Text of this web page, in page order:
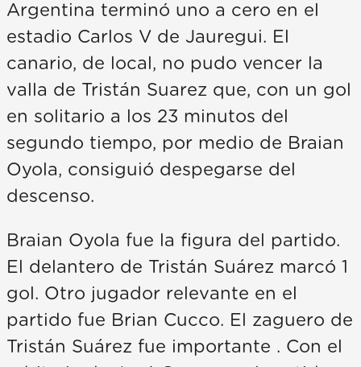
Argentina terminó uno a cero en el
estadio Carlos V de Jauregui. El
canario, de local, no pudo vencer la
valla de Tristán Suarez que, con un gol
en solitario a los 23 minutos del
segundo tiempo, por medio de Braian
Oyola, consiguió despegarse del
descenso.
Braian Oyola fue la figura del partido.
El delantero de Tristán Suárez marcó 1
gol. Otro jugador relevante en el
partido fue Brian Cucco. El zaguero de
Tristán Suárez fue importante . Con el